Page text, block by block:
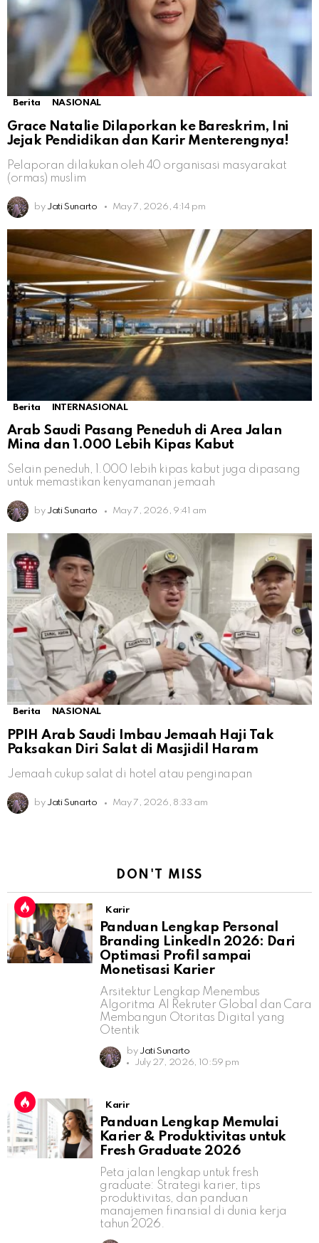
Berita NASIONAL
Grace Natalie Dilaporkan ke Bareskrim, Ini
Jejak Pendidikan dan Karir Menterengnya!
Pelaporan dilakukan oleh 40 organisasi masyarakat
(ormas) muslim
by Jati Sunarto May 7, 2026, 4:14 pm
Berita INTERNASIONAL
Arab Saudi Pasang Peneduh di Area Jalan
Mina dan 1.000 Lebih Kipas Kabut
Selain peneduh, 1.000 lebih kipas kabut juga dipasang
untuk memastikan kenyamanan jemaah
by Jati Sunarto May 7, 2026, 9:41 am
Berita NASIONAL
PPIH Arab Saudi Imbau Jemaah Haji Tak
Paksakan Diri Salat di Masjidil Haram
Jemaah cukup salat di hotel atau penginapan
by Jati Sunarto May 7, 2026, 8:33 am
DON'T MISS
Karir
Panduan Lengkap Personal
Branding LinkedIn 2026: Dari
Optimasi Profil sampai
Monetisasi Karier
Arsitektur Lengkap Menembus
Algoritma AI Rekruter Global dan Cara
Membangun Otoritas Digital yang
Otentik
by Jati Sunarto
July 27, 2026, 10:59 pm
Karir
Panduan Lengkap Memulai
Karier & Produktivitas untuk
Fresh Graduate 2026
Peta jalan lengkap untuk fresh
graduate: Strategi karier, tips
produktivitas, dan panduan
manajemen finansial di dunia kerja
tahun 2026.